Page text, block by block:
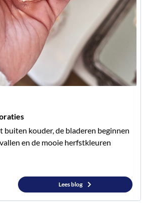
kouder, de bladeren beginnen
en de mooie herfstkleuren
Lees blog